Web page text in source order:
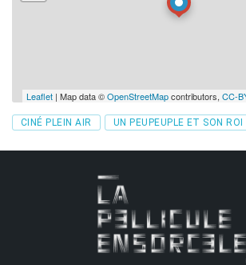
Leaflet | Map data ©OpenStreetMapcontributors, CC-
Tags
CINÉ PLEIN AIR UN PEUPEUPLE ET SON ROI